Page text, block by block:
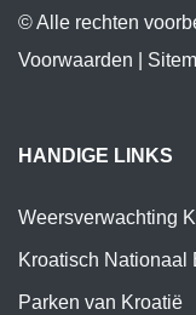
© Alle rechten
Voorwaarden
HANDIGE LINKS
Weersverwachting
Kroatisch Nationaal
Parken van Kroatië